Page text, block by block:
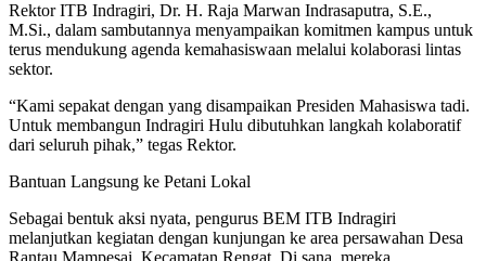
Rektor ITB Indragiri, Dr. H. Raja Marwan Indrasaputra, S.E.,
M.Si., dalam sambutannya menyampaikan komitmen kampus untuk
terus mendukung agenda kemahasiswaan melalui kolaborasi lintas
sektor.
“Kami sepakat dengan yang disampaikan Presiden Mahasiswa tadi.
Untuk membangun Indragiri Hulu dibutuhkan langkah kolaboratif
dari seluruh pihak,” tegas Rektor.
Bantuan Langsung ke Petani Lokal
Sebagai bentuk aksi nyata, pengurus BEM ITB Indragiri
melanjutkan kegiatan dengan kunjungan ke area persawahan Desa